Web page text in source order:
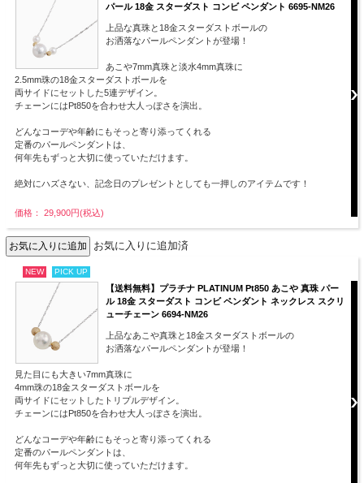
パール 18金 スターダスト コンビ ペンダント 6695-NM26
上品な真珠と18金スターダストボールの
お洒落なパールペンダントが登場！
あこや7mm真珠と淡水4mm真珠に
2.5mm珠の18金スターダストボールを
両サイドにセットした5連デザイン。
チェーンにはPt850を合わせ大人っぽさを演出。
どんなコーデや年齢にもそっと寄り添ってくれる
定番のパールペンダントは、
何年先もずっと大切に使っていただけます。
絶対にハズさない、記念日のプレゼントとしても一押しのアイテムです！
価格： 29,900円(税込)
お気に入りに追加済
NEW PICK UP
【送料無料】プラチナ PLATINUM Pt850 あこや 真珠 パー
ル 18金 スターダスト コンビ ペンダント ネックレス スクリ
ューチェーン 6694-NM26
上品なあこや真珠と18金スターダストボールの
お洒落なパールペンダントが登場！
見た目にも大きい7mm真珠に
4mm珠の18金スターダストボールを
両サイドにセットしたトリプルデザイン。
チェーンにはPt850を合わせ大人っぽさを演出。
どんなコーデや年齢にもそっと寄り添ってくれる
定番のパールペンダントは、
何年先もずっと大切に使っていただけます。